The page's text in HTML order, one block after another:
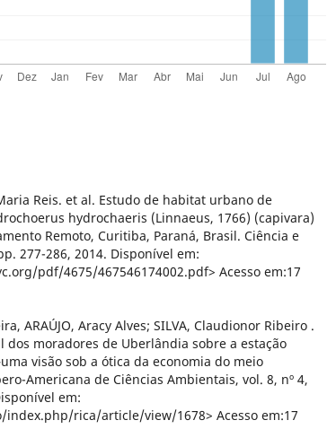
Reis. et al. Estudo de habitat urbano de
hydrochaeris (Linnaeus, 1766) (capivara)
Remoto, Curitiba, Paraná, Brasil. Ciência e
277-286, 2014. Disponível em:
pdf/4675/467546174002.pdf> Acesso em:17
ARAÚJO, Aracy Alves; SILVA, Claudionor Ribeiro .
dos moradores de Uberlândia sobre a estação
visão sob a ótica da economia do meio
Americana de Ciências Ambientais, vol. 8, nº 4,
em:
rica/article/view/1678> Acesso em:17